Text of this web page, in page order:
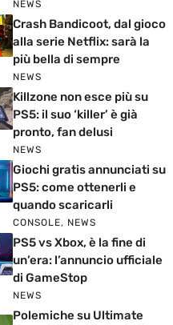
NEWS
Crash Bandicoot, dal gioco
alla serie Netflix: sarà la
più bella di sempre
NEWS
Killzone non esce più su
PS5: il suo ‘killer’ è già
pronto, fan delusi
NEWS
Giochi gratis annunciati su
PS5: come ottenerli e
quando scaricarli
CONSOLE, NEWS
PS5 vs Xbox, è la fine di
un’era: l’annuncio ufficiale
di GameStop
NEWS
Polemiche su Ultimate